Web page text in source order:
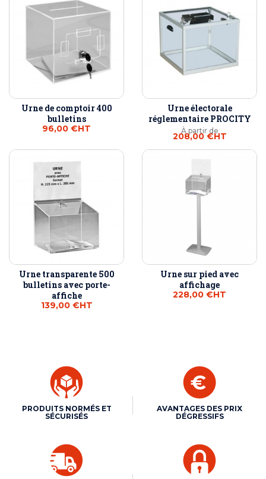
Urne de comptoir 400
bulletins
96,00 €HT
Urne électorale
réglementaire PROCITY
À partir de
208,00 €HT
Urne transparente 500
bulletins avec porte-
affiche
139,00 €HT
Urne sur pied avec
affichage
228,00 €HT
PRODUITS NORMÉS ET
SÉCURISÉS
AVANTAGES DES PRIX
DÉGRESSIFS